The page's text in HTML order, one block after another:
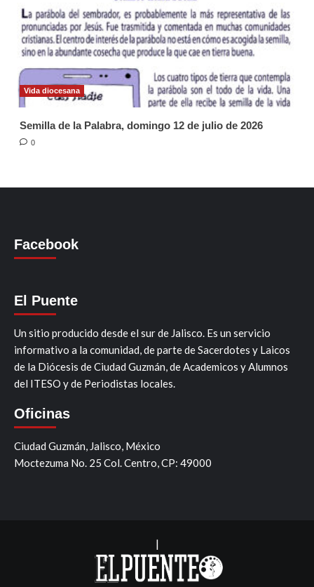
Vida diocesana
Semilla de la Palabra, domingo 12 de julio de 2026
0
Facebook
El Puente
Un sitio producido desde el sur de Jalisco. Es un servicio
informativo a la comunidad, de parte de Sacerdotes y Laicos
de la Diócesis de Ciudad Guzmán, de Academicos y Alumnos
del ITESO y de Periodistas locales.
Oficinas
Ciudad Guzmán, Jalisco, México
Moctezuma No. 25 Col. Centro, CP: 49000
|